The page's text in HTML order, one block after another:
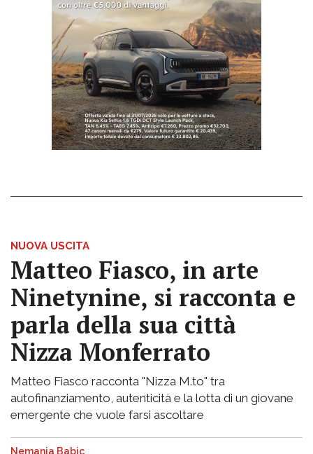
NUOVA USCITA
Matteo Fiasco, in arte
Ninetynine, si racconta e
parla della sua città
Nizza Monferrato
Matteo Fiasco racconta "Nizza M.to" tra
autofinanziamento, autenticità e la lotta di un giovane
emergente che vuole farsi ascoltare
Nemanja Babic